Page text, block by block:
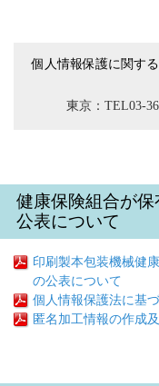
個人情報保護に関す
東京：TEL03-
健康保険組合が
公表について
印刷製本包装機械健
の公表について
個人情報保護法に基
匿名加工情報の作成